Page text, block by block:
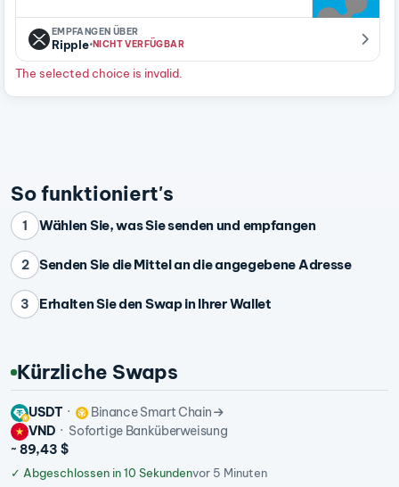
EMPFANGEN ÜBER
Ripple·NICHT VERFÜGBAR
The selected choice is invalid.
So funktioniert's
1 Wählen Sie, was Sie senden und empfangen
2 Senden Sie die Mittel an die angegebene Adresse
3 Erhalten Sie den Swap in Ihrer Wallet
Kürzliche Swaps
USDT
Binance Smart Chain
VND
Sofortige Banküberweisung
~ 89,43 $
✓ Abgeschlossen in 10 Sekundenvor 5 Minuten